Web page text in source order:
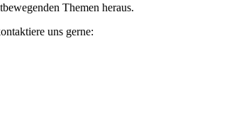
Themen heraus.
uns gerne: